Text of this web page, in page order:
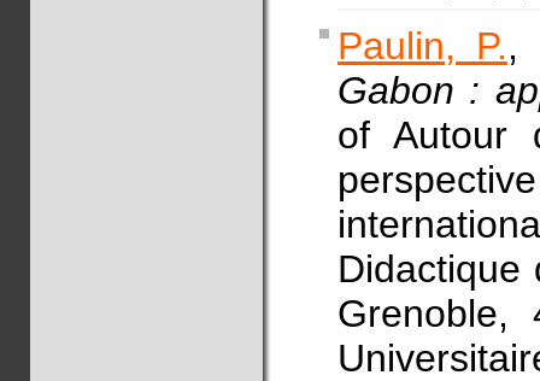
Paulin, P.,
Gabon :
of Autour
Didactique
Grenoble,